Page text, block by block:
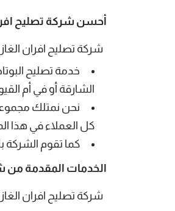
أحسن شركة تصليح
شركة تصليح افران
خدمة تصليح
الشارقة أو في أم
نحن نمتلك
كل العملاء في هذا
كما تقوم الشركة
الخدمات المقدمة من
شركة تصليح افران